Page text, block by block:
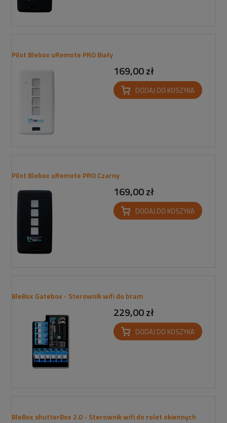
Pilot Blebox uRemote PRO Biały
169,00 zł
DODAJ DO KOSZYKA
Pilot Blebox uRemote PRO Czarny
169,00 zł
DODAJ DO KOSZYKA
BleBox Gatebox - Sterownik wifi do bram
229,00 zł
DODAJ DO KOSZYKA
BleBox shutterBox 2.0 - Sterownik wifi do rolet okiennych